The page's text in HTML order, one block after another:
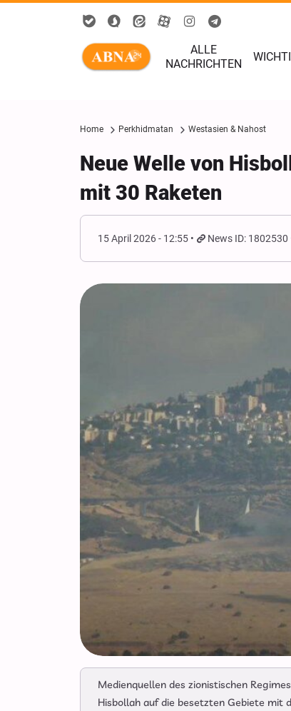
ALLE
NACHRICHTEN
Home Perkhidmatan Westasien & Nahost
Neue Welle von
mit 30 Raketen
15 April 2026 - 12:55 News ID: 1802530
Medienquellen des zionistischen
Hisbollah auf die besetzten Gebiete mit